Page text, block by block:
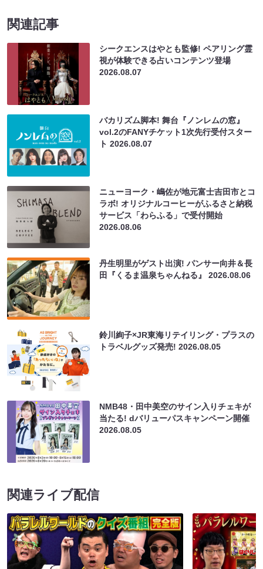
関連記事
シークエンスはやとも監修! ペアリング霊
視が体験できる占いコンテンツ登場
2026.08.07
バカリズム脚本! 舞台『ノンレムの窓』
vol.2のFANYチケット1次先行受付スター
ト2026.08.07
ニューヨーク・嶋佐が地元富士吉田市とコ
ラボ! オリジナルコーヒーがふるさと納税
サービス「わらふる」で受付開始
2026.08.06
丹生明里がゲスト出演! パンサー向井＆長
田『くるま温泉ちゃんねる』2026.08.06
鈴川絢子×JR東海リテイリング・プラスの
トラベルグッズ発売!2026.08.05
NMB48・田中美空のサイン入りチェキが
当たる! dバリューパスキャンペーン開催
2026.08.05
関連ライブ配信